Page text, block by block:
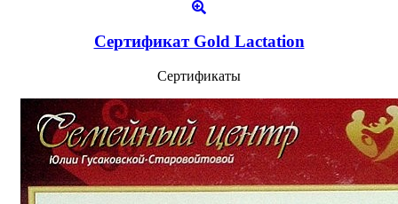
Сертификат Gold Lactation
Сертификаты